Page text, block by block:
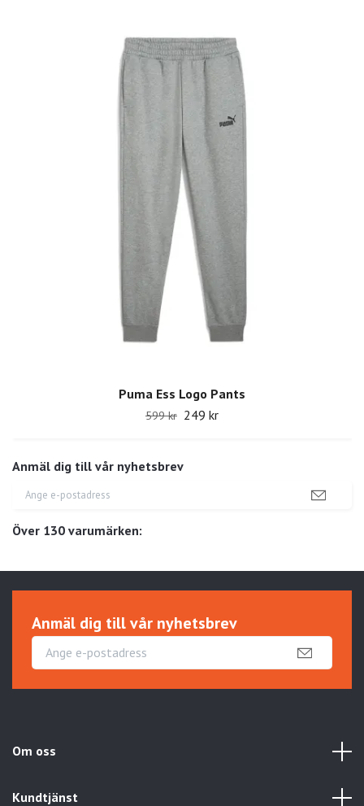
Anmäl dig till vår nyhetsbrev
Över 130 varumärken:
Puma Ess Logo Pants
599 kr 249 kr
Anmäl dig till vår nyhetsbrev
Om oss
Kundtjänst